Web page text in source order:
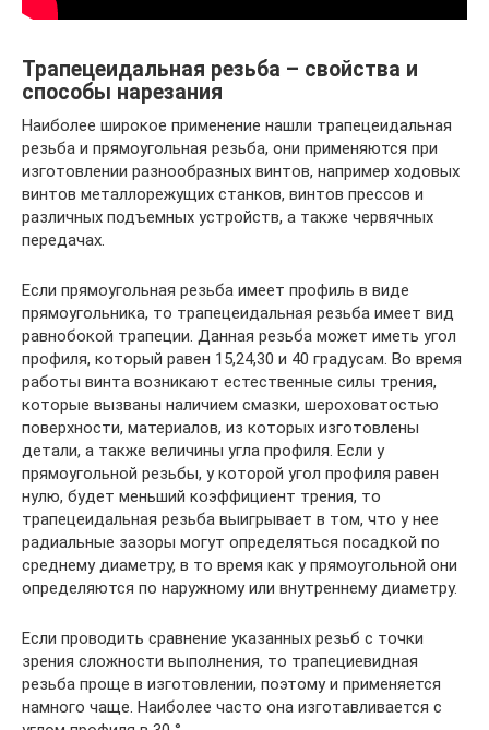
Трапецеидальная резьба – свойства и
способы нарезания
Наиболее широкое применение нашли трапецеидальная
резьба и прямоугольная резьба, они применяются при
изготовлении разнообразных винтов, например ходовых
винтов металлорежущих станков, винтов прессов и
различных подъемных устройств, а также червячных
передачах.
Если прямоугольная резьба имеет профиль в виде
прямоугольника, то трапецеидальная резьба имеет вид
равнобокой трапеции. Данная резьба может иметь угол
профиля, который равен 15,24,30 и 40 градусам. Во время
работы винта возникают естественные силы трения,
которые вызваны наличием смазки, шероховатостью
поверхности, материалов, из которых изготовлены
детали, а также величины угла профиля. Если у
прямоугольной резьбы, у которой угол профиля равен
нулю, будет меньший коэффициент трения, то
трапецеидальная резьба выигрывает в том, что у нее
радиальные зазоры могут определяться посадкой по
среднему диаметру, в то время как у прямоугольной они
определяются по наружному или внутреннему диаметру.
Если проводить сравнение указанных резьб с точки
зрения сложности выполнения, то трапециевидная
резьба проще в изготовлении, поэтому и применяется
намного чаще. Наиболее часто она изготавливается с